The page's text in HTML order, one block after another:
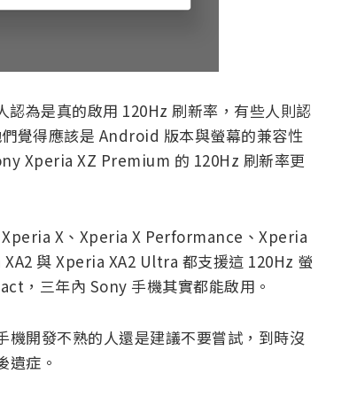
為是真的啟用 120Hz 刷新率，有些人則認
覺得應該是 Android 版本與螢幕的兼容性
Xperia XZ Premium 的 120Hz 刷新率更
X、Xperia X Performance、Xperia
與 Xperia XA2 Ultra 都支援這 120Hz 螢
，三年內 Sony 手機其實都能啟用。
開發不熟的人還是建議不要嘗試，到時沒
遺症。